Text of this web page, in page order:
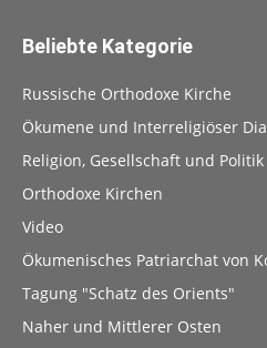
Beliebte Kategorie
Russische Orthodoxe Kirche
Ökumene und Interreligiöser
Religion, Gesellschaft und Politik
Orthodoxe Kirchen
Video
Ökumenisches Patriarchat von
Tagung "Schatz des Orients"
Naher und Mittlerer Osten